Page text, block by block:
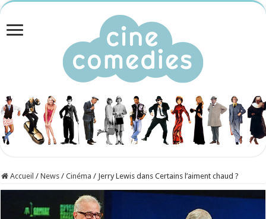
Accueil / News / Cinéma / Jerry Lewis dans Certains l’aiment chaud ?